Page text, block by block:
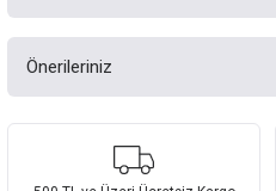
Önerileriniz
Bu ürünün fiyat bilgisi, resim, ürün
yetersiz gördüğünüz noktaları öneri